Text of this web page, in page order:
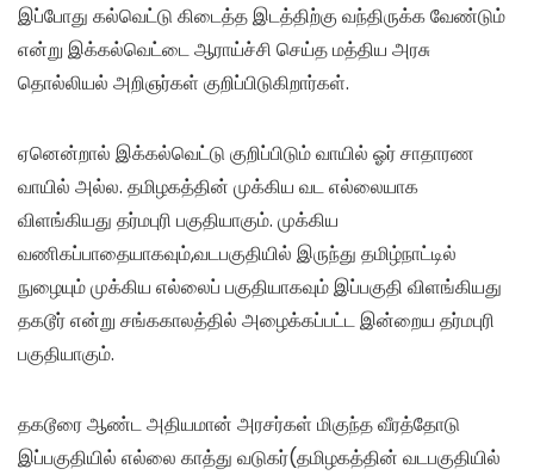
இப்போது கல்வெட்டு கிடைத்த இடத்திற்கு வந்திருக்க வேண்டும்
என்று இக்கல்வெட்டை ஆராய்ச்சி செய்த மத்திய அரசு
தொல்லியல் அறிஞர்கள் குறிப்பிடுகிறார்கள்.
ஏனென்றால் இக்கல்வெட்டு குறிப்பிடும் வாயில் ஓர் சாதாரண
வாயில் அல்ல. தமிழகத்தின் முக்கிய வட எல்லையாக
விளங்கியது தர்மபுரி பகுதியாகும். முக்கிய
வணிகப்பாதையாகவும்,வடபகுதியில் இருந்து தமிழ்நாட்டில்
நுழையும் முக்கிய எல்லைப் பகுதியாகவும் இப்பகுதி விளங்கியது
தகடூர் என்று சங்ககாலத்தில் அழைக்கப்பட்ட இன்றைய தர்மபுரி
பகுதியாகும்.
தகடூரை ஆண்ட அதியமான் அரசர்கள் மிகுந்த வீரத்தோடு
இப்பகுதியில் எல்லை காத்து வடுகர்(தமிழகத்தின் வடபகுதியில்